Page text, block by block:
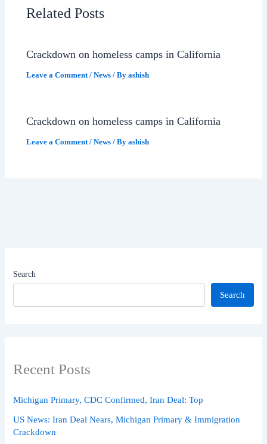
Related Posts
Crackdown on homeless camps in California
Leave a Comment /News / Byashish
Crackdown on homeless camps in California
Leave a Comment /News / Byashish
Search
Search
Recent Posts
Michigan Primary, CDC Confirmed, Iran Deal: Top
US News: Iran Deal Nears, Michigan Primary & Immigration
Crackdown